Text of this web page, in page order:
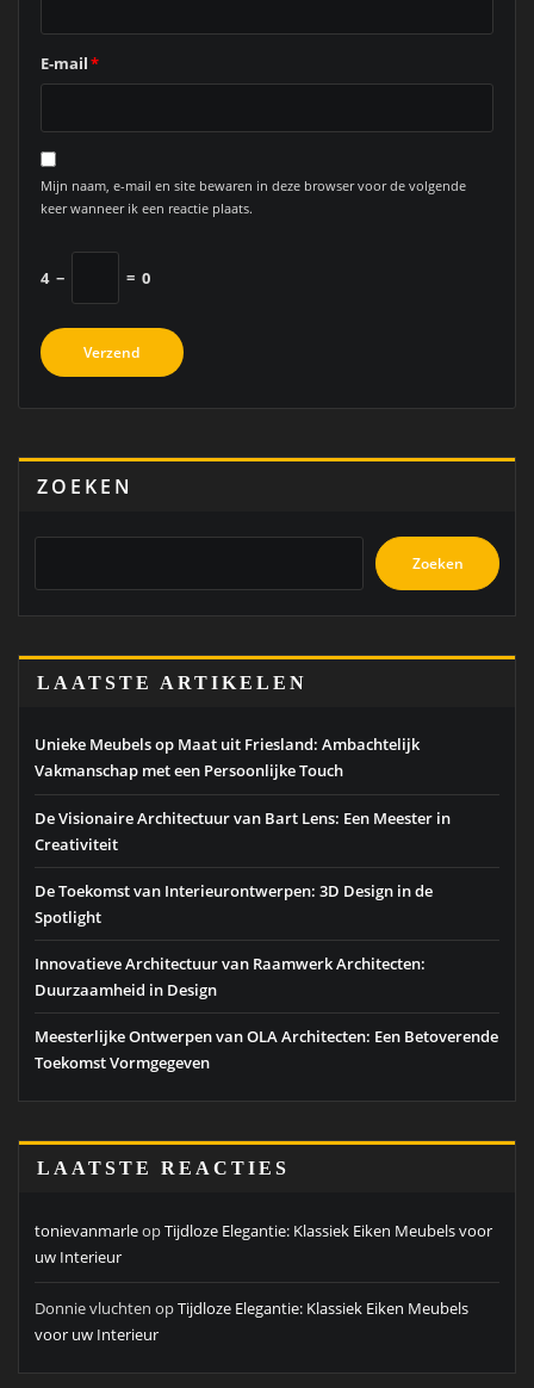
E-mail*
Mijn naam, e-mail en site bewaren in deze browser voor de volgende
keer wanneer ik een reactie plaats.
4 − = 0
ZOEKEN
Zoeken
LAATSTE ARTIKELEN
Unieke Meubels op Maat uit Friesland: Ambachtelijk
Vakmanschap met een Persoonlijke Touch
De Visionaire Architectuur van Bart Lens: Een Meester in
Creativiteit
De Toekomst van Interieurontwerpen: 3D Design in de
Spotlight
Innovatieve Architectuur van Raamwerk Architecten:
Duurzaamheid in Design
Meesterlijke Ontwerpen van OLA Architecten: Een Betoverende
Toekomst Vormgegeven
LAATSTE REACTIES
tonievanmarleopTijdloze Elegantie: Klassiek Eiken Meubels voor
uw Interieur
Donnie vluchten opTijdloze Elegantie: Klassiek Eiken Meubels
voor uw Interieur